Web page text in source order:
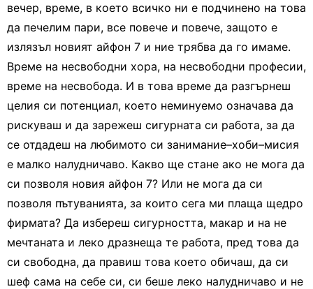
вечер, време, в което всичко ни е подчинено на това
да печелим пари, все повече и повече, защото е
излязъл новият айфон 7 и ние трябва да го имаме.
Време на несвободни хора, на несвободни професии,
време на несвобода. И в това време да разгърнеш
целия си потенциал, което неминуемо означава да
рискуваш и да зарежеш сигурната си работа, за да
се отдадеш на любимото си занимание–хоби–мисия
е малко налудничаво. Какво ще стане ако не мога да
си позволя новия айфон 7? Или не мога да си
позволя пътуванията, за които сега ми плаща щедро
фирмата? Да избереш сигурността, макар и на не
мечтаната и леко дразнеща те работа, пред това да
си свободна, да правиш това което обичаш, да си
шеф сама на себе си, си беше леко налудничаво и не